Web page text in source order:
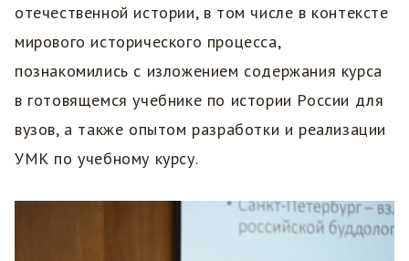
отечественной истории, в том числе в контексте
мирового исторического процесса,
познакомились с изложением содержания курса
в готовящемся учебнике по истории России для
вузов, а также опытом разработки и реализации
УМК по учебному курсу.